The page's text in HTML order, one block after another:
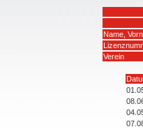
Name,
Verein